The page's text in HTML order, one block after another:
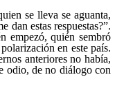
se lleva se aguanta,
dan estas respuestas?”.
empezó, quién sembró
en este país.
anteriores no había,
odio, de no diálogo con